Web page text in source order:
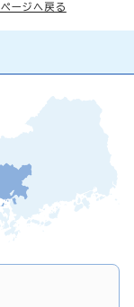
ページへ戻る